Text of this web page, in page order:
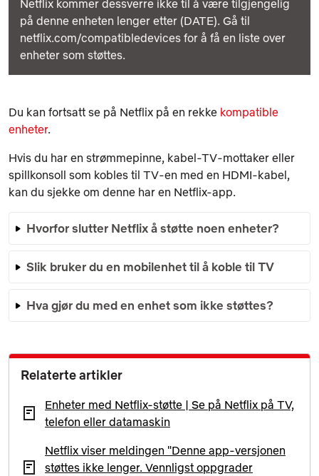
Netflix kommer dessverre ikke til å være tilgjengelig
på denne enheten lenger etter (DATE). Gå til
netflix.com/compatibledevices for å få en liste over
enheter som støttes.
Du kan fortsatt se på Netflix på en rekke kompatible
enheter.
Hvis du har en strømmepinne, kabel-TV-mottaker eller
spillkonsoll som kobles til TV-en med en HDMI-kabel,
kan du sjekke om denne har en Netflix-app.
Hvorfor slutter Netflix å støtte noen enheter?
Slik bruker du en mobilenhet til å koble til TV
Hva gjør du med en enhet som ikke støttes?
Relaterte artikler
Enheter med Netflix-støtte | Se på Netflix på TV,
telefon eller datamaskin
Netflix viser meldingen "Denne app-versjonen
støttes ikke lenger. Vennligst oppgrader